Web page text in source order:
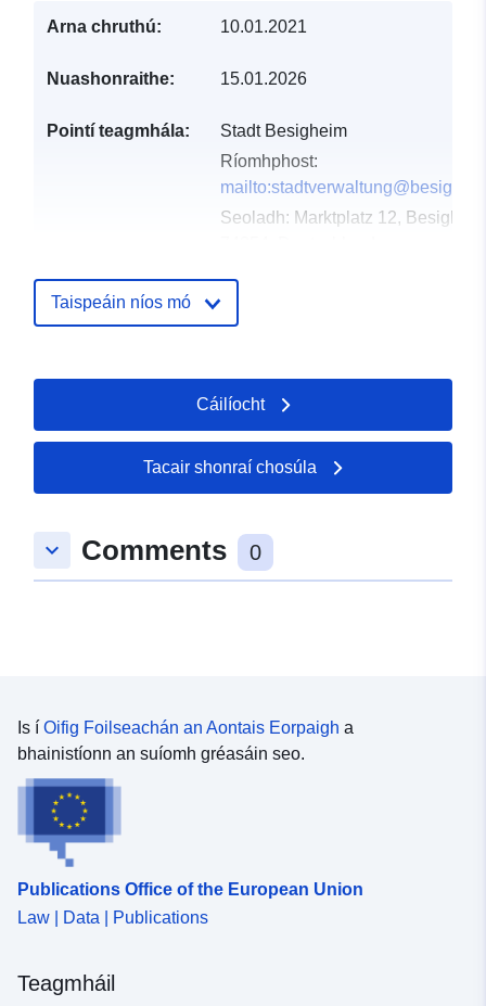
Arna chruthú: 10.01.2021
Nuashonraithe: 15.01.2026
Pointí teagmhála:
Stadt Besigheim
Ríomhphost:
Seoladh: Marktplatz 12,
Taifead Catalóige: Curtha le data.europa.eu:
Nuashonraithe ar data.europa.eu:
04 August 2026
Comhordanáidí:
9.1519391, 49.0030129 ], [
9.1536945, 49.0019327 ], [
9.1519391, 49.0019327 ], [
Taispeáin níos mó
Cáilíocht
Tacair shonraí chosúla
keyboard_arrow_down Comments 0
Is í Oifig Foilseachán an Aontais Eorpaigh a
bhainistíonn an suíomh gréasáin seo.
Publications Office of the European Union
Law | Data | Publications
Teagmháil